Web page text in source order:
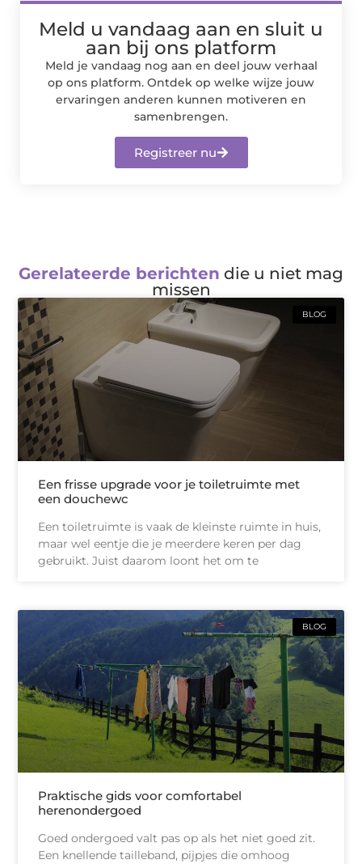
Meld u vandaag aan en sluit u
aan bij ons platform
Meld je vandaag nog aan en deel jouw verhaal
op ons platform. Ontdek op welke wijze jouw
ervaringen anderen kunnen motiveren en
samenbrengen.
Registreer nu
Gerelateerde berichten die u niet mag
missen
BLOG
Een frisse upgrade voor je toiletruimte met
een douchewc
Een toiletruimte is vaak de kleinste ruimte in huis,
maar wel eentje die je meerdere keren per dag
gebruikt. Juist daarom loont het om te
BLOG
Praktische gids voor comfortabel
herenondergoed
Goed ondergoed valt pas op als het niet goed zit.
Een knellende tailleband, pijpjes die omhoog